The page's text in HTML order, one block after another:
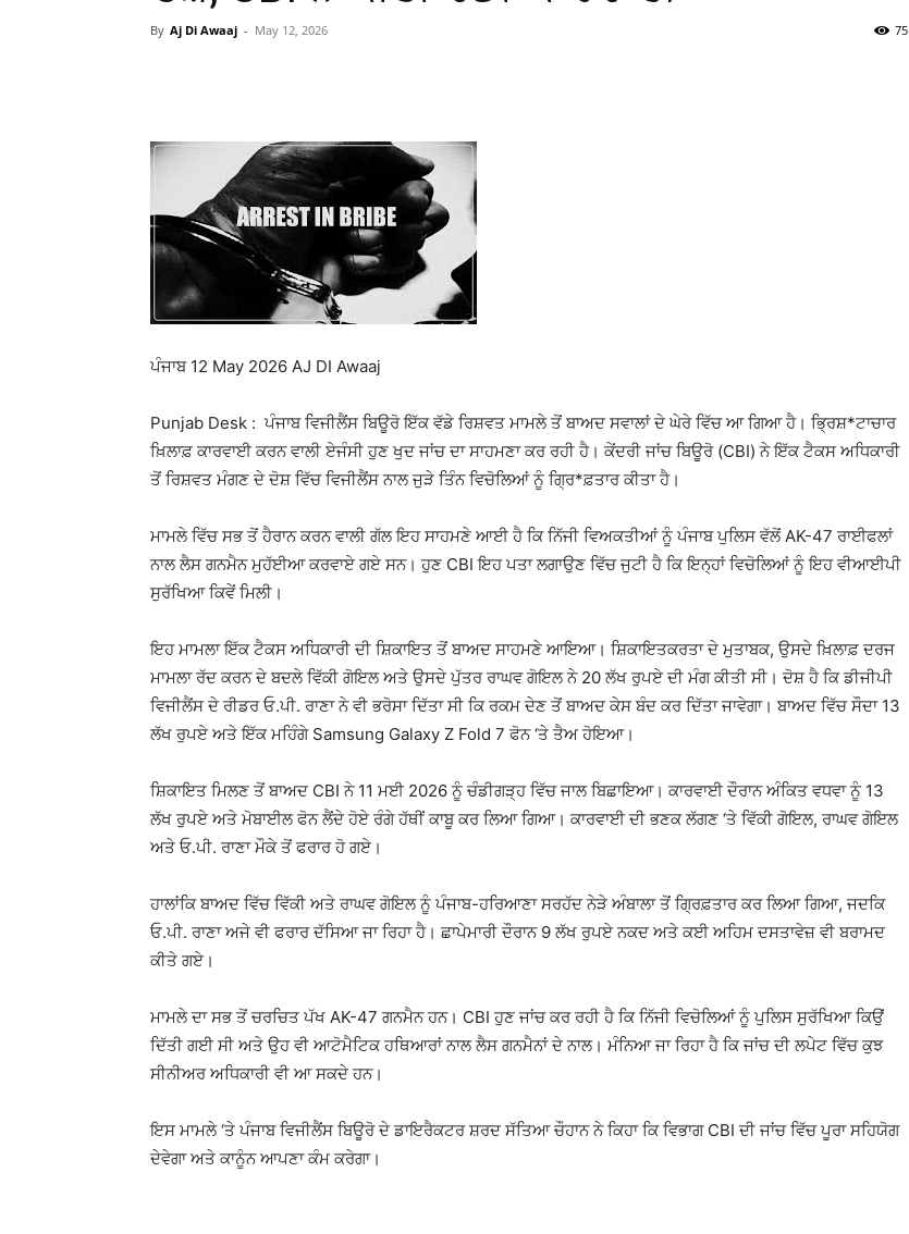
By Aj Di Awaaj - May 12, 2026 75
ਪੰਜਾਬ 12 May 2026 AJ DI Awaaj
Punjab Desk : ਪੰਜਾਬ ਵਿਜੀਲੈਂਸ ਬਿਊਰੋ ਇੱਕ ਵੱਡੇ ਰਿਸ਼ਵਤ ਮਾਮਲੇ ਤੋਂ ਬਾਅਦ ਸਵਾਲਾਂ ਦੇ ਘੇਰੇ ਵਿੱਚ ਆ ਗਿਆ ਹੈ। ਭ੍ਰਿਸ਼*ਟਾਚਾਰ
ਖ਼ਿਲਾਫ਼ ਕਾਰਵਾਈ ਕਰਨ ਵਾਲੀ ਏਜੰਸੀ ਹੁਣ ਖੁਦ ਜਾਂਚ ਦਾ ਸਾਹਮਣਾ ਕਰ ਰਹੀ ਹੈ। ਕੇਂਦਰੀ ਜਾਂਚ ਬਿਊਰੋ (CBI) ਨੇ ਇੱਕ ਟੈਕਸ ਅਧਿਕਾਰੀ
ਤੋਂ ਰਿਸ਼ਵਤ ਮੰਗਣ ਦੇ ਦੋਸ਼ ਵਿੱਚ ਵਿਜੀਲੈਂਸ ਨਾਲ ਜੁੜੇ ਤਿੰਨ ਵਿਚੋਲਿਆਂ ਨੂੰ ਗ੍ਰਿ*ਫ਼ਤਾਰ ਕੀਤਾ ਹੈ।
ਮਾਮਲੇ ਵਿੱਚ ਸਭ ਤੋਂ ਹੈਰਾਨ ਕਰਨ ਵਾਲੀ ਗੱਲ ਇਹ ਸਾਹਮਣੇ ਆਈ ਹੈ ਕਿ ਨਿੱਜੀ ਵਿਅਕਤੀਆਂ ਨੂੰ ਪੰਜਾਬ ਪੁਲਿਸ ਵੱਲੋਂ AK-47 ਰਾਈਫਲਾਂ
ਨਾਲ ਲੈਸ ਗਨਮੈਨ ਮੁਹੱਈਆ ਕਰਵਾਏ ਗਏ ਸਨ। ਹੁਣ CBI ਇਹ ਪਤਾ ਲਗਾਉਣ ਵਿੱਚ ਜੁਟੀ ਹੈ ਕਿ ਇਨ੍ਹਾਂ ਵਿਚੋਲਿਆਂ ਨੂੰ ਇਹ ਵੀਆਈਪੀ
ਸੁਰੱਖਿਆ ਕਿਵੇਂ ਮਿਲੀ।
ਇਹ ਮਾਮਲਾ ਇੱਕ ਟੈਕਸ ਅਧਿਕਾਰੀ ਦੀ ਸ਼ਿਕਾਇਤ ਤੋਂ ਬਾਅਦ ਸਾਹਮਣੇ ਆਇਆ। ਸ਼ਿਕਾਇਤਕਰਤਾ ਦੇ ਮੁਤਾਬਕ, ਉਸਦੇ ਖ਼ਿਲਾਫ਼ ਦਰਜ
ਮਾਮਲਾ ਰੱਦ ਕਰਨ ਦੇ ਬਦਲੇ ਵਿੱਕੀ ਗੋਇਲ ਅਤੇ ਉਸਦੇ ਪੁੱਤਰ ਰਾਘਵ ਗੋਇਲ ਨੇ 20 ਲੱਖ ਰੁਪਏ ਦੀ ਮੰਗ ਕੀਤੀ ਸੀ। ਦੋਸ਼ ਹੈ ਕਿ ਡੀਜੀਪੀ
ਵਿਜੀਲੈਂਸ ਦੇ ਰੀਡਰ ਓ.ਪੀ. ਰਾਣਾ ਨੇ ਵੀ ਭਰੋਸਾ ਦਿੱਤਾ ਸੀ ਕਿ ਰਕਮ ਦੇਣ ਤੋਂ ਬਾਅਦ ਕੇਸ ਬੰਦ ਕਰ ਦਿੱਤਾ ਜਾਵੇਗਾ। ਬਾਅਦ ਵਿੱਚ ਸੌਦਾ 13
ਲੱਖ ਰੁਪਏ ਅਤੇ ਇੱਕ ਮਹਿੰਗੇ Samsung Galaxy Z Fold 7 ਫੋਨ ‘ਤੇ ਤੈਅ ਹੋਇਆ।
ਸ਼ਿਕਾਇਤ ਮਿਲਣ ਤੋਂ ਬਾਅਦ CBI ਨੇ 11 ਮਈ 2026 ਨੂੰ ਚੰਡੀਗੜ੍ਹ ਵਿੱਚ ਜਾਲ ਬਿਛਾਇਆ। ਕਾਰਵਾਈ ਦੌਰਾਨ ਅੰਕਿਤ ਵਧਵਾ ਨੂੰ 13
ਲੱਖ ਰੁਪਏ ਅਤੇ ਮੋਬਾਈਲ ਫੋਨ ਲੈਂਦੇ ਹੋਏ ਰੰਗੇ ਹੱਥੀਂ ਕਾਬੂ ਕਰ ਲਿਆ ਗਿਆ। ਕਾਰਵਾਈ ਦੀ ਭਣਕ ਲੱਗਣ ‘ਤੇ ਵਿੱਕੀ ਗੋਇਲ, ਰਾਘਵ ਗੋਇਲ
ਅਤੇ ਓ.ਪੀ. ਰਾਣਾ ਮੌਕੇ ਤੋਂ ਫਰਾਰ ਹੋ ਗਏ।
ਹਾਲਾਂਕਿ ਬਾਅਦ ਵਿੱਚ ਵਿੱਕੀ ਅਤੇ ਰਾਘਵ ਗੋਇਲ ਨੂੰ ਪੰਜਾਬ-ਹਰਿਆਣਾ ਸਰਹੱਦ ਨੇੜੇ ਅੰਬਾਲਾ ਤੋਂ ਗ੍ਰਿਫ਼ਤਾਰ ਕਰ ਲਿਆ ਗਿਆ, ਜਦਕਿ
ਓ.ਪੀ. ਰਾਣਾ ਅਜੇ ਵੀ ਫਰਾਰ ਦੱਸਿਆ ਜਾ ਰਿਹਾ ਹੈ। ਛਾਪੇਮਾਰੀ ਦੌਰਾਨ 9 ਲੱਖ ਰੁਪਏ ਨਕਦ ਅਤੇ ਕਈ ਅਹਿਮ ਦਸਤਾਵੇਜ਼ ਵੀ ਬਰਾਮਦ
ਕੀਤੇ ਗਏ।
ਮਾਮਲੇ ਦਾ ਸਭ ਤੋਂ ਚਰਚਿਤ ਪੱਖ AK-47 ਗਨਮੈਨ ਹਨ। CBI ਹੁਣ ਜਾਂਚ ਕਰ ਰਹੀ ਹੈ ਕਿ ਨਿੱਜੀ ਵਿਚੋਲਿਆਂ ਨੂੰ ਪੁਲਿਸ ਸੁਰੱਖਿਆ ਕਿਉਂ
ਦਿੱਤੀ ਗਈ ਸੀ ਅਤੇ ਉਹ ਵੀ ਆਟੋਮੈਟਿਕ ਹਥਿਆਰਾਂ ਨਾਲ ਲੈਸ ਗਨਮੈਨਾਂ ਦੇ ਨਾਲ। ਮੰਨਿਆ ਜਾ ਰਿਹਾ ਹੈ ਕਿ ਜਾਂਚ ਦੀ ਲਪੇਟ ਵਿੱਚ ਕੁਝ
ਸੀਨੀਅਰ ਅਧਿਕਾਰੀ ਵੀ ਆ ਸਕਦੇ ਹਨ।
ਇਸ ਮਾਮਲੇ ‘ਤੇ ਪੰਜਾਬ ਵਿਜੀਲੈਂਸ ਬਿਊਰੋ ਦੇ ਡਾਇਰੈਕਟਰ ਸ਼ਰਦ ਸੱਤਿਆ ਚੌਹਾਨ ਨੇ ਕਿਹਾ ਕਿ ਵਿਭਾਗ CBI ਦੀ ਜਾਂਚ ਵਿੱਚ ਪੂਰਾ ਸਹਿਯੋਗ
ਦੇਵੇਗਾ ਅਤੇ ਕਾਨੂੰਨ ਆਪਣਾ ਕੰਮ ਕਰੇਗਾ।